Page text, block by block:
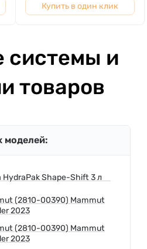
Купить в один клик
системы и
товаров
моделей:
HydraPak Shape-Shift 3 л
(2810-00390) Mammut
2023
(2810-00390) Mammut
2023